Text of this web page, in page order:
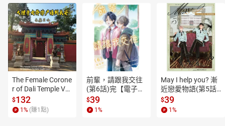
濟與產業結構轉型，力挺青年創新創業，對推動食農教育法草案也
不遺餘力。
【朗讀者介紹】
Miss M中年出道的配音員。因為出道晚，所以更珍惜熱愛配音工作
的每個環節，喜歡錄製有聲書順便享受閱讀。活躍在廣告、旁白、
語音、微電影、有聲書、課程、繪本、導覽、遊戲等都可以聽到
Miss M 或溫暖療癒、或專業明亮、或溫柔甜美、或誇張演繹的聲
音。
【目錄】
The Female Corone
r of Dali Temple Vo
l.6【有聲書】
$132
1 % (賺1 點)
前輩，請跟我交往
(第6話)完【電子
書】
$39
1 %
May I help you? 漸
近戀愛物語(第5話)
【電子書】
$39
1 %